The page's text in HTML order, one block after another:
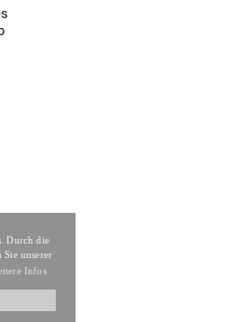
Durch die
Sie unserer
Infos